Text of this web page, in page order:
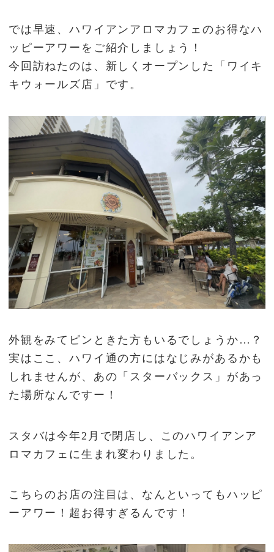
では早速、ハワイアンアロマカフェのお得なハ
ッピーアワーをご紹介しましょう！
今回訪ねたのは、新しくオープンした「ワイキ
キウォールズ店」です。
外観をみてピンときた方もいるでしょうか…？
実はここ、ハワイ通の方にはなじみがあるかも
しれませんが、あの「スターバックス」があっ
た場所なんですー！
スタバは今年2月で閉店し、このハワイアンア
ロマカフェに生まれ変わりました。
こちらのお店の注目は、なんといってもハッピ
ーアワー！超お得すぎるんです！